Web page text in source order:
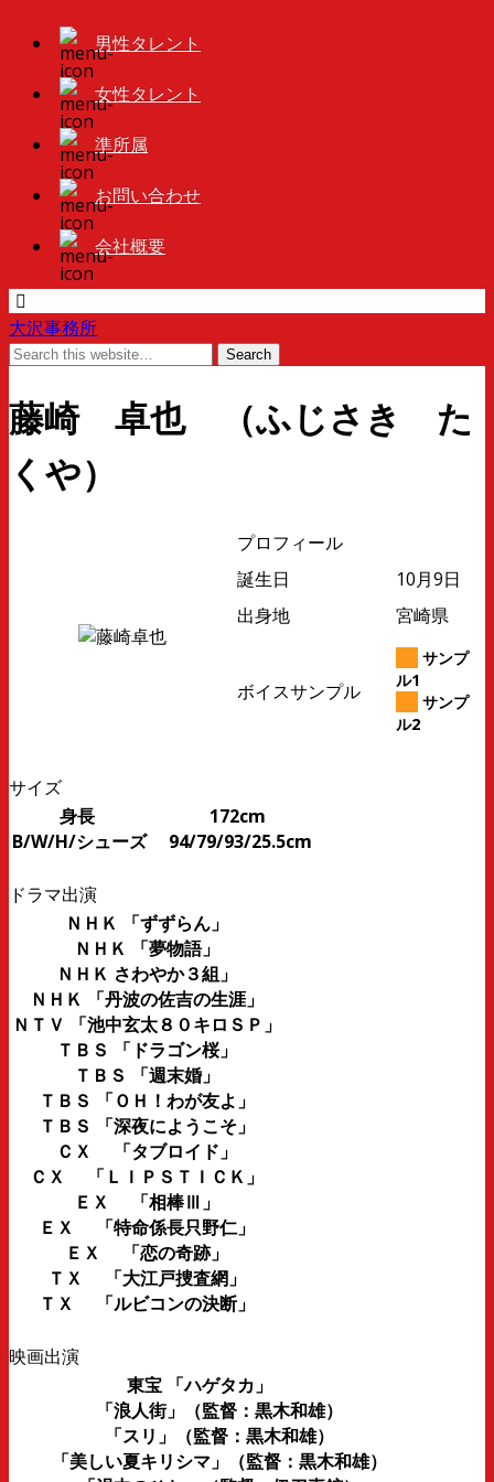
男性タレント
女性タレント
準所属
お問い合わせ
会社概要
大沢事務所
藤崎 卓也 （ふじさき た
くや）
プロフィール
誕生日
10月9日
出身地
宮崎県
ボイスサンプル
サンプ
ル1
サンプ
ル2
サイズ
身長 172cm
B/W/H/シューズ 94/79/93/25.5cm
ドラマ出演
ＮＨＫ 「ずずらん」
ＮＨＫ 「夢物語」
ＮＨＫ さわやか３組」
ＮＨＫ 「丹波の佐吉の生涯」
ＮＴＶ 「池中玄太８０キロＳＰ」
ＴＢＳ 「ドラゴン桜」
ＴＢＳ 「週末婚」
ＴＢＳ 「ＯＨ！わが友よ」
ＴＢＳ 「深夜にようこそ」
ＣＸ 「タブロイド」
ＣＸ 「ＬＩＰＳＴＩＣＫ」
ＥＸ 「相棒Ⅲ」
ＥＸ 「特命係長只野仁」
ＥＸ 「恋の奇跡」
ＴＸ 「大江戸捜査網」
ＴＸ 「ルビコンの決断」
映画出演
東宝 「ハゲタカ」
「浪人街」（監督：黒木和雄）
「スリ」（監督：黒木和雄）
「美しい夏キリシマ」（監督：黒木和雄）